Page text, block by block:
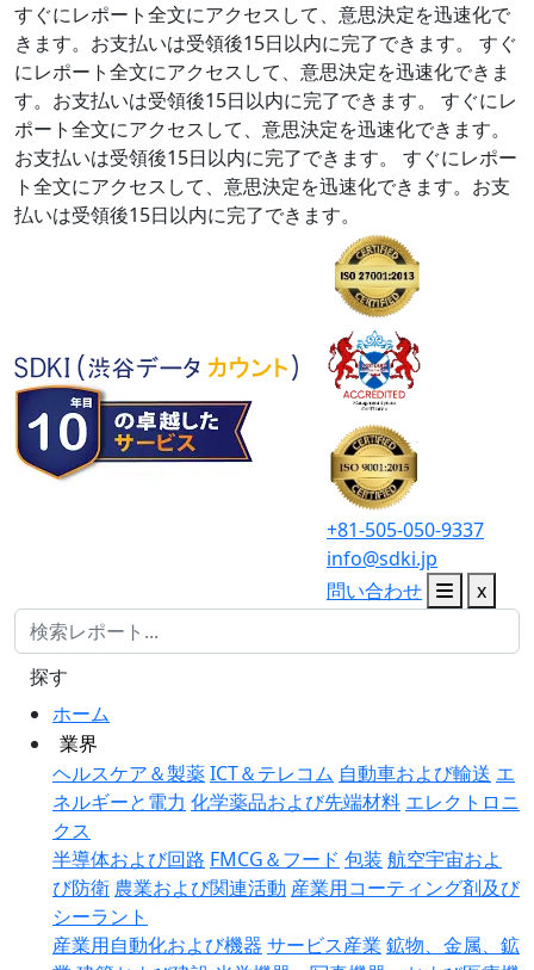
すぐにレポート全文にアクセスして、意思決定を迅速化で
きます。お支払いは受領後15日以内に完了できます。
すぐ
にレポート全文にアクセスして、意思決定を迅速化できま
す。お支払いは受領後15日以内に完了できます。
すぐにレ
ポート全文にアクセスして、意思決定を迅速化できます。
お支払いは受領後15日以内に完了できます。
すぐにレポー
ト全文にアクセスして、意思決定を迅速化できます。お支
払いは受領後15日以内に完了できます。
+81-505-050-9337
info@sdki.jp
問い合わせ
x
ホーム
業界
ヘルスケア＆製薬ICT＆テレコム 自動車および輸送 エ
ネルギーと電力 化学薬品および先端材料 エレクトロニ
クス
半導体および回路 FMCG＆フード 包装 航空宇宙およ
び防衛 農業および関連活動 産業用コーティング剤及び
シーラント
産業用自動化および機器 サービス産業 鉱物、金属、鉱
探す